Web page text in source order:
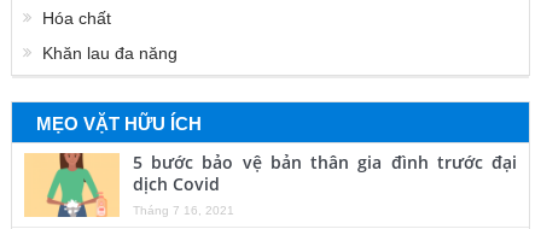
Hóa chất
Khăn lau đa năng
MẸO VẶT HỮU ÍCH
5 bước bảo vệ bản thân gia đình trước đại
dịch Covid
Tháng 7 16, 2021